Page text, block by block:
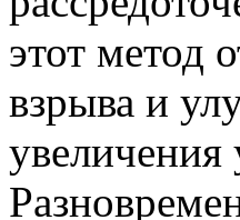
этот метод
взрыва и
увеличения